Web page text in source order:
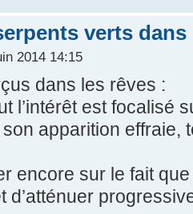
verts
2014 14:15
dans les rêves :
l’intérêt est focalisé
apparition effraie,
encore sur le fait
d’atténuer